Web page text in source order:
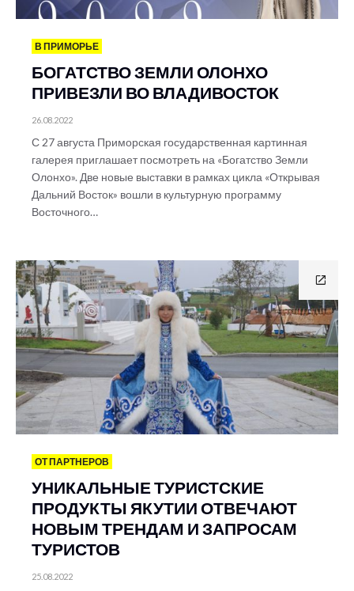
В ПРИМОРЬЕ
БОГАТСТВО ЗЕМЛИ ОЛОНХО
ПРИВЕЗЛИ ВО ВЛАДИВОСТОК
26.08.2022
С 27 августа Приморская государственная картинная
галерея приглашает посмотреть на «Богатство Земли
Олонхо». Две новые выставки в рамках цикла «Открывая
Дальний Восток» вошли в культурную программу
Восточного…
ОТ ПАРТНЕРОВ
УНИКАЛЬНЫЕ ТУРИСТСКИЕ
ПРОДУКТЫ ЯКУТИИ ОТВЕЧАЮТ
НОВЫМ ТРЕНДАМ И ЗАПРОСАМ
ТУРИСТОВ
25.08.2022